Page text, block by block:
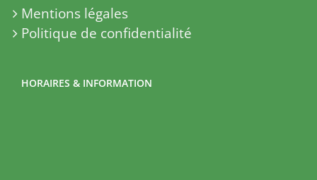
Mentions légales
Politique de confidentialité
HORAIRES & INFORMATION